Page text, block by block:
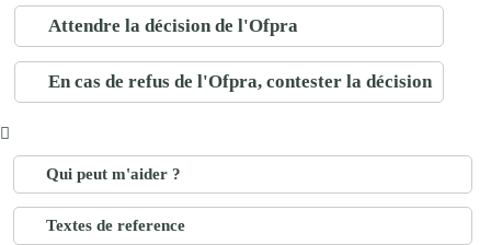
Attendre la décision de l'Ofpra
En cas de refus de l'Ofpra, contester la décision
Qui peut m'aider ?
Textes de reference